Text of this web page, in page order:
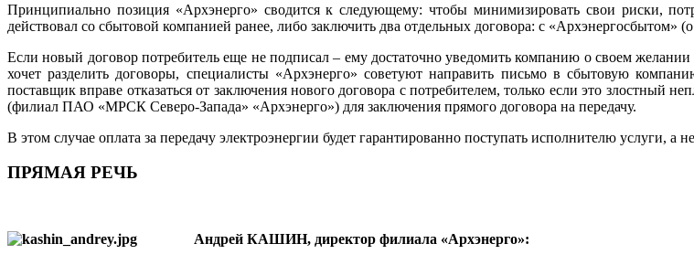
Принципиально позиция «Архэнерго» сводится к следующему: чтобы минимизировать свои риски,
действовал со сбытовой компанией ранее, либо заключить два отдельных договора: с «Архэнергосбытом»
Если новый договор потребитель еще не подписал – ему достаточно уведомить компанию о своем
хочет разделить договоры, специалисты «Архэнерго» советуют направить письмо в сбытовую
поставщик вправе отказаться от заключения нового договора с потребителем, только если это
(филиал ПАО «МРСК Северо-Запада» «Архэнерго») для заключения прямого договора на передачу.
В этом случае оплата за передачу электроэнергии будет гарантированно поступать исполнителю услуги, а
ПРЯМАЯ РЕЧЬ
Андрей КАШИН, директор филиала «Архэнерго»: